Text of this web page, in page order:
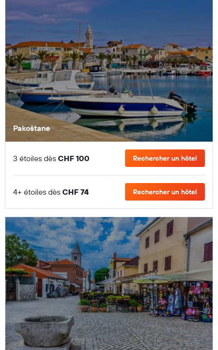
Pakoštane
3 étoiles dès CHF 100 Rechercher un hôtel
4+ étoiles dès CHF 74 Rechercher un hôtel